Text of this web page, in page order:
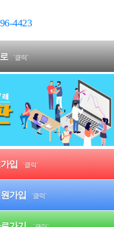
4423
`클릭`
입 `클릭`
가입 `클릭`